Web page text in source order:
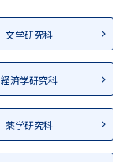
文学研究科
経済学研究科
薬学研究科